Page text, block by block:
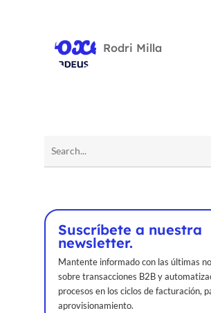
Rodri Milla
Suscríbete a nuestra
newsletter.
Mantente informado con las últimas
sobre transacciones B2B y
procesos en los ciclos de facturación,
aprovisionamiento.